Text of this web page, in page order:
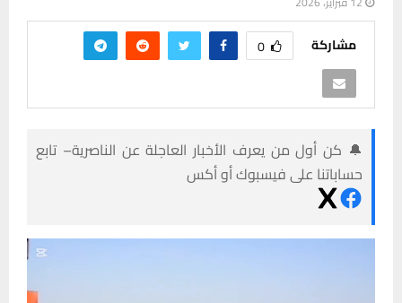
مشاركة 0
🔔 كن أول من يعرف الأخبار العاجلة عن الناصرية– تابع
حساباتنا على فيسبوك أو أكس